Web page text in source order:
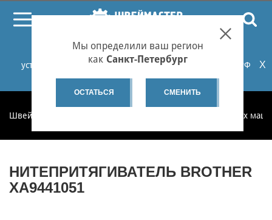
При проблемах с онлайн-оплатой заказов на сайте
установите российские сертификаты НУЦ Минцифры РФ
или используйте Яндекс.Браузер.Подробнее...
X
Мы определили ваш регион
как Санкт-Петербург
ОСТАТЬСЯ СМЕНИТЬ
Швеймастер Запчасти для бытовых швейных
НИТЕПРИТЯГИВАТЕЛЬ BROTHER
XA9441051